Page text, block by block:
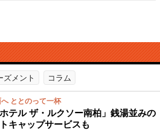
ズメント コラム
ととのって一杯
ホテル ザ・ルクソー南柏」銭湯並みの
キャップサービスも